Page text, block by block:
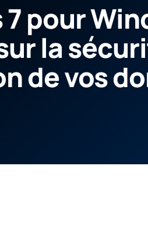
pour
la
de vos